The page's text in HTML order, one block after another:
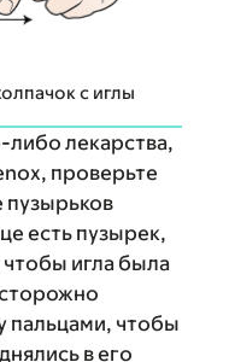
с иглы
либо лекарства,
проверьте
пузырьков
есть пузырек,
игла была
пальцами, чтобы
в его